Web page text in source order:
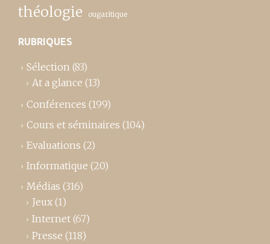
théologie ougaritique
RUBRIQUES
Sélection (83)
At a glance (13)
Conférences (199)
Cours et séminaires (104)
Evaluations (2)
Informatique (20)
Médias (316)
Jeux (1)
Internet (67)
Presse (118)